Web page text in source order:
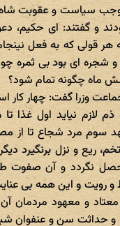
سیاست و عقوبت شاه
و گفتند: ای حکیم،
هر قولی که به فعل
شجره ای بود بی ثمره
ماه چگونه تمام شود؟
وزرا گفت: چهار کار
لازم نیاید اول غذا
سوم مرد شجاع تا از
تخم، ریع و نزل
نگردد و آن صفوت
و این همه بی عنایت
معتاد و معهود
و حداثت سن و عنفوان